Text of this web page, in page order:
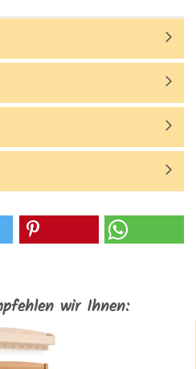
wir Ihnen: